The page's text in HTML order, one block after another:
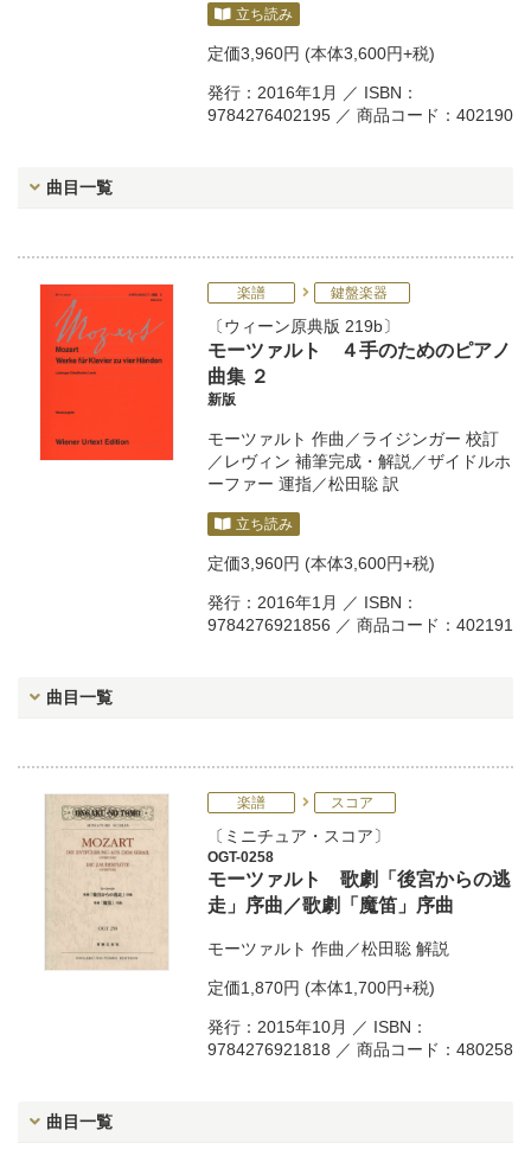
立ち読み
定価3,960円 (本体3,600円+税)
発行：2016年1月 ／ ISBN：
9784276402195 ／ 商品コード：402190
曲目一覧
楽譜 鍵盤楽器
ウィーン原典版 219b
モーツァルト ４手のためのピアノ
曲集 ２
新版
モーツァルト 作曲／ライジンガー 校訂
／ レヴィン 補筆完成・解説／ザイドルホ
ーファー 運指／松田聡 訳
立ち読み
定価3,960円 (本体3,600円+税)
発行：2016年1月 ／ ISBN：
9784276921856 ／ 商品コード：402191
曲目一覧
楽譜 スコア
ミニチュア・スコア
OGT-0258
モーツァルト 歌劇「後宮からの逃
走」序曲／歌劇「魔笛」序曲
モーツァルト 作曲／松田聡 解説
定価1,870円 (本体1,700円+税)
発行：2015年10月 ／ ISBN：
9784276921818 ／ 商品コード：480258
曲目一覧